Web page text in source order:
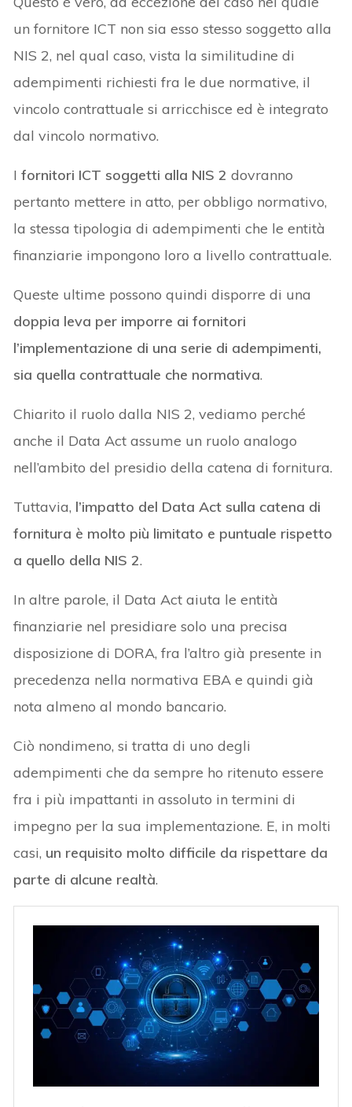
un fornitore ICT non sia esso stesso soggetto alla
NIS 2, nel qual caso, vista la similitudine di
adempimenti richiesti fra le due normative, il
vincolo contrattuale si arricchisce ed è integrato
dal vincolo normativo.
Ifornitori ICT soggetti alla NIS 2 dovranno
pertanto mettere in atto, per obbligo normativo,
la stessa tipologia di adempimenti che le entità
finanziarie impongono loro a livello contrattuale.
Queste ultime possono quindi disporre di una
doppia leva per imporre ai fornitori
l’implementazione di una serie di adempimenti,
sia quella contrattuale che normativa.
Chiarito il ruolo dalla NIS 2, vediamo perché
anche il Data Act assume un ruolo analogo
nell’ambito del presidio della catena di fornitura.
Tuttavia, l’impatto del Data Act sulla catena di
fornitura è molto più limitato e puntuale rispetto
a quello della NIS 2.
In altre parole, il Data Act aiuta le entità
finanziarie nel presidiare solo una precisa
disposizione di DORA, fra l’altro già presente in
precedenza nella normativa EBA e quindi già
nota almeno al mondo bancario.
Ciò nondimeno, si tratta di uno degli
adempimenti che da sempre ho ritenuto essere
fra i più impattanti in assoluto in termini di
impegno per la sua implementazione. E, in molti
casi, un requisito molto difficile da rispettare da
parte di alcune realtà.